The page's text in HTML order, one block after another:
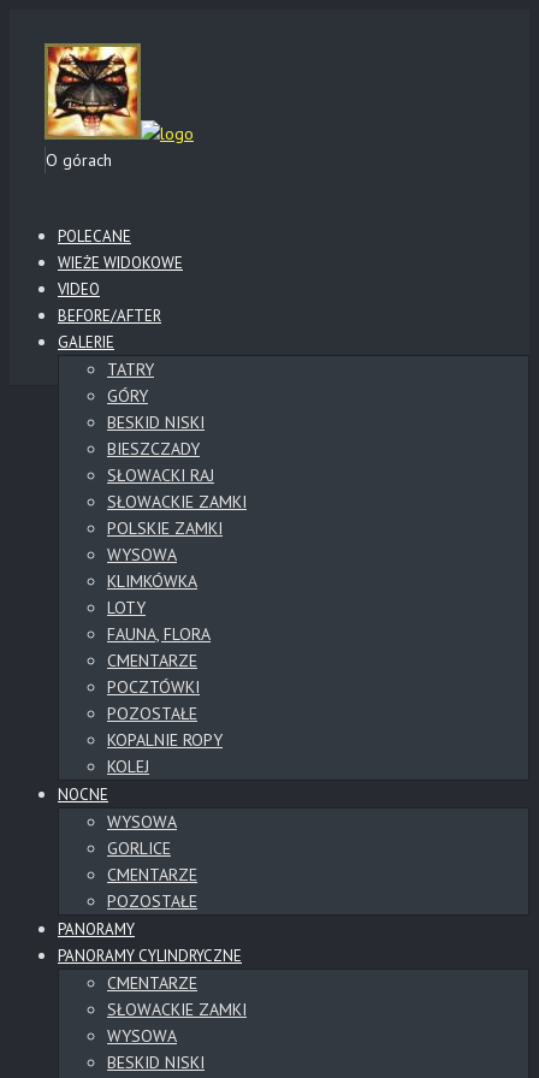
O górach
POLECANE
WIEŻE WIDOKOWE
VIDEO
BEFORE/AFTER
GALERIE
TATRY
GÓRY
BESKID NISKI
BIESZCZADY
SŁOWACKI RAJ
SŁOWACKIE ZAMKI
POLSKIE ZAMKI
WYSOWA
KLIMKÓWKA
LOTY
FAUNA, FLORA
CMENTARZE
POCZTÓWKI
POZOSTAŁE
KOPALNIE ROPY
KOLEJ
NOCNE
WYSOWA
GORLICE
CMENTARZE
POZOSTAŁE
PANORAMY
PANORAMY CYLINDRYCZNE
CMENTARZE
SŁOWACKIE ZAMKI
WYSOWA
BESKID NISKI